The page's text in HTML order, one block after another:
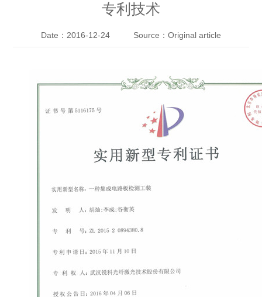
专利技术
Date：2016-12-24 Source：Original article